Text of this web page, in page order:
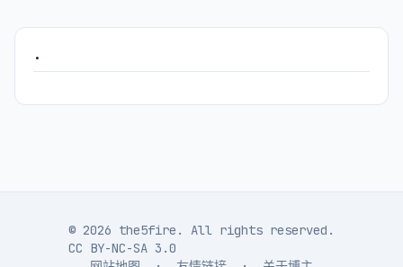
.
© 2026 the5fire. All rights reserved.
CC BY-NC-SA 3.0